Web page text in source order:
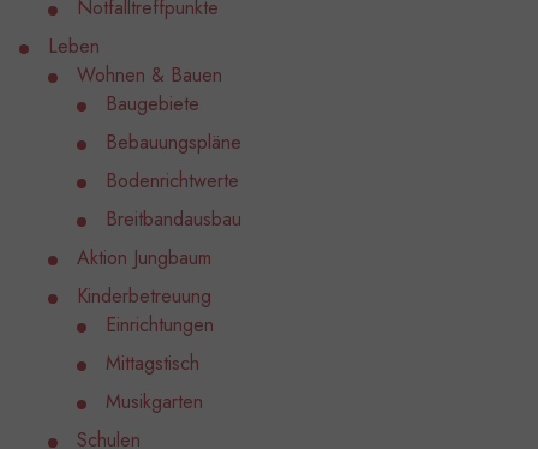
Notfalltreffpunkte
Leben
Wohnen & Bauen
Baugebiete
Bebauungspläne
Bodenrichtwerte
Breitbandausbau
Aktion Jungbaum
Kinderbetreuung
Einrichtungen
Mittagstisch
Musikgarten
Schulen